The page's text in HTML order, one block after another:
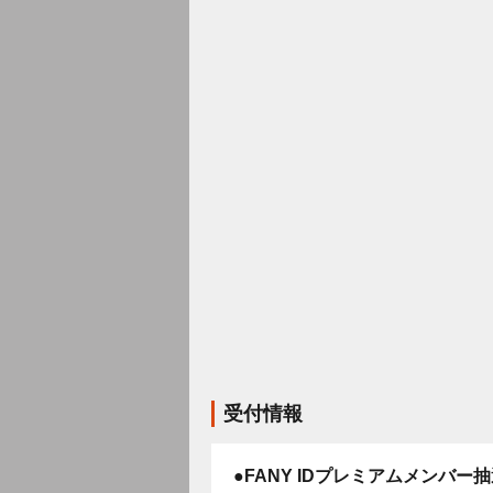
受付情報
●FANY IDプレミアムメンバー